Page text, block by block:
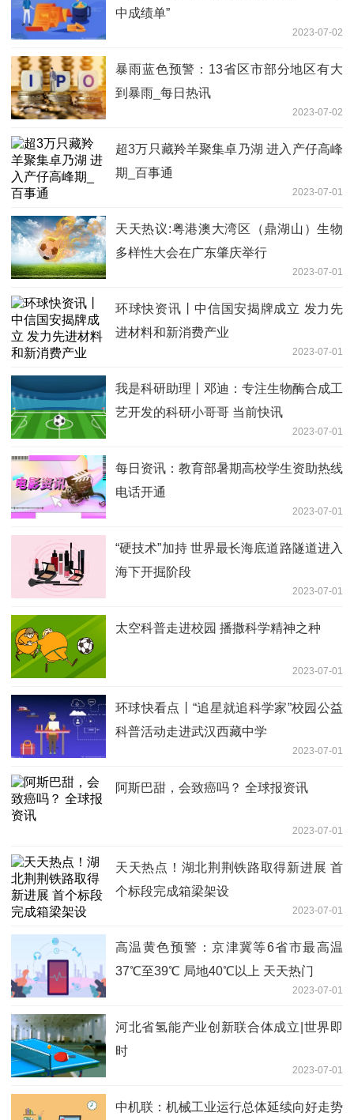
中成绩单”
2023-07-02
暴雨蓝色预警：13省区市部分地区有大
到暴雨_每日热讯
2023-07-02
超3万只藏羚羊聚集卓乃湖 进入产仔高峰
期_百事通
2023-07-01
天天热议:粤港澳大湾区（鼎湖山）生物
多样性大会在广东肇庆举行
2023-07-01
环球快资讯丨中信国安揭牌成立 发力先
进材料和新消费产业
2023-07-01
我是科研助理丨邓迪：专注生物酶合成工
艺开发的科研小哥哥 当前快讯
2023-07-01
每日资讯：教育部暑期高校学生资助热线
电话开通
2023-07-01
“硬技术”加持 世界最长海底道路隧道进入
海下开掘阶段
2023-07-01
太空科普走进校园 播撒科学精神之种
2023-07-01
环球快看点丨“追星就追科学家”校园公益
科普活动走进武汉西藏中学
2023-07-01
阿斯巴甜，会致癌吗？ 全球报资讯
2023-07-01
天天热点！湖北荆荆铁路取得新进展 首
个标段完成箱梁架设
2023-07-01
高温黄色预警：京津冀等6省市最高温
37℃至39℃ 局地40℃以上 天天热门
2023-07-01
河北省氢能产业创新联合体成立|世界即
时
2023-07-01
中机联：机械工业运行总体延续向好走势